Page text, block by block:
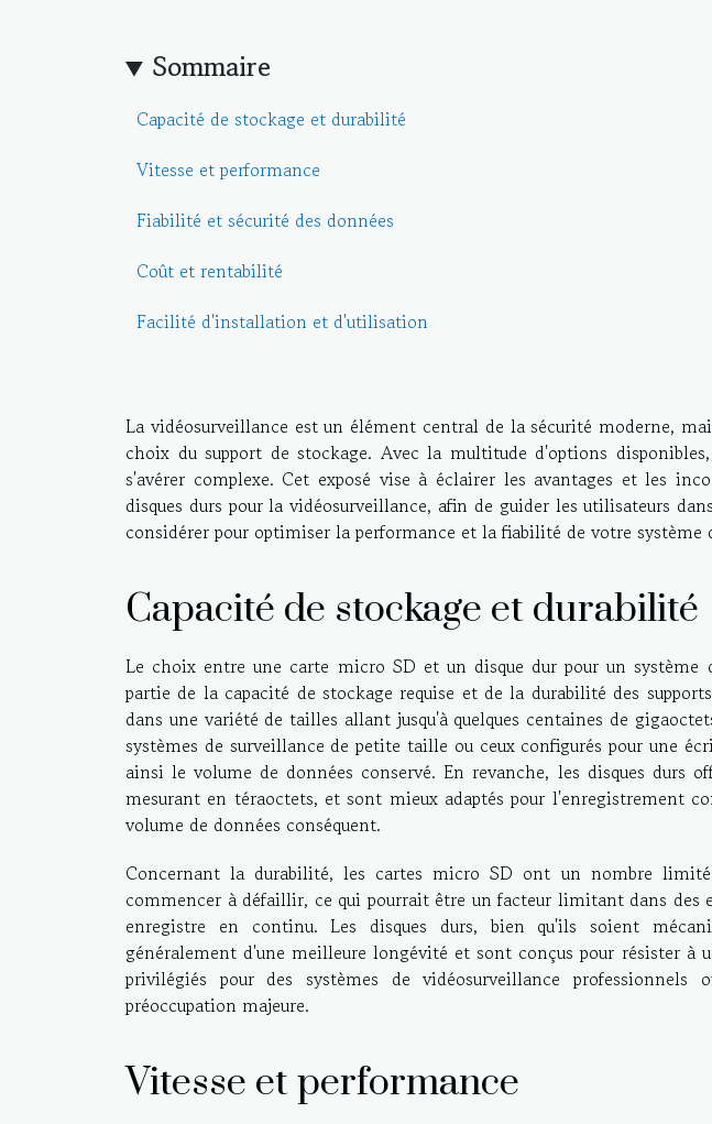
Sommaire
Capacité de stockage et durabilité
Vitesse et performance
Fiabilité et sécurité des données
Coût et rentabilité
Facilité d'installation et d'utilisation
La vidéosurveillance est un élément central de la sécurité moderne,
choix du support de stockage. Avec la multitude d'options
s'avérer complexe. Cet exposé vise à éclairer les avantages et les
disques durs pour la vidéosurveillance, afin de guider les utilisateurs
considérer pour optimiser la performance et la fiabilité de votre système
Capacité de stockage et durabilité
Le choix entre une carte micro SD et un disque dur pour un système
partie de la capacité de stockage requise et de la durabilité des
dans une variété de tailles allant jusqu'à quelques centaines de
systèmes de surveillance de petite taille ou ceux configurés pour une
ainsi le volume de données conservé. En revanche, les disques durs
mesurant en téraoctets, et sont mieux adaptés pour l'enregistrement
volume de données conséquent.
Concernant la durabilité, les cartes micro SD ont un nombre
commencer à défaillir, ce qui pourrait être un facteur limitant dans des
enregistre en continu. Les disques durs, bien qu'ils soient
généralement d'une meilleure longévité et sont conçus pour résister à
privilégiés pour des systèmes de vidéosurveillance
préoccupation majeure.
Vitesse et performance